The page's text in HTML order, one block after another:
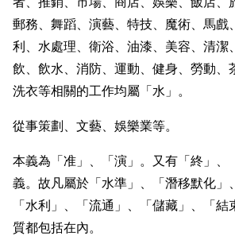
郵務、舞蹈、演藝、特技、魔術、馬戲
利、水處理、衛浴、油漆、美容、清潔
飲、飲水、消防、運動、健身、勞動、
洗衣等相關的工作均屬「水」。
從事策劃、文藝、娛樂業等。
本義為「准」、「演」。又有「終」、
義。故凡屬於「水準」、「潛移默化」
「水利」、「流通」、「儲藏」、「
質都包括在內。